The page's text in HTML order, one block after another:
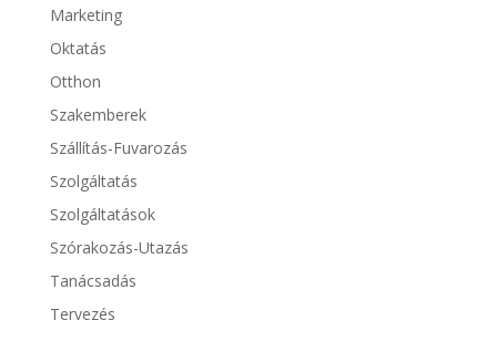
Marketing
Oktatás
Otthon
Szakemberek
Szállítás-Fuvarozás
Szolgáltatás
Szolgáltatások
Szórakozás-Utazás
Tanácsadás
Tervezés